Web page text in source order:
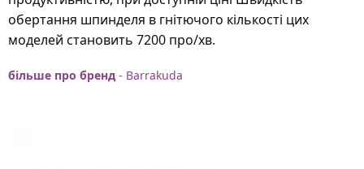
обертання шпинделя в гнітючого кількості цих
моделей становить 7200 про/хв.
більше про бренд - Barrakuda